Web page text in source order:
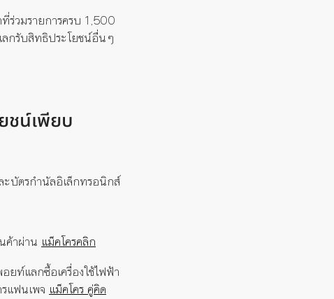
ร่วมรายการครบ 1,500
กรับสิทธิประโยชน์อื่นๆ
ชน์เพียบ
ะบัตรกำนัลอิเล็กทรอนิกส์
ค้าผ่าน แม็คโครคลิก
ยท์แลกซื้อเครื่องใช้ไฟฟ้า
แฟนเพจ แม็คโคร คู่คิด